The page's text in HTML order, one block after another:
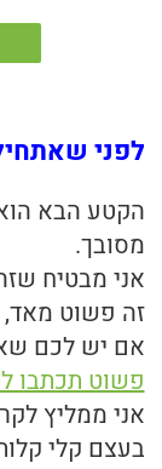
לפני
הקטע הבא הוא
מסובך.
אני מבטיח
זה פשוט מאד,
אם יש לכם
פשוט תכתבו
אני ממליץ
בעצם קלי